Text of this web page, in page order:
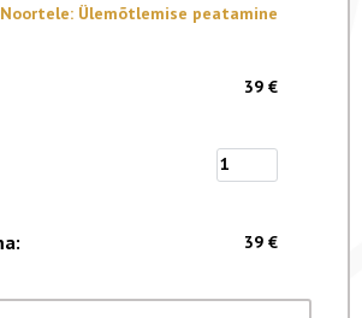
Noortele: Ülemõtlemise peatamine
39 €
39 €